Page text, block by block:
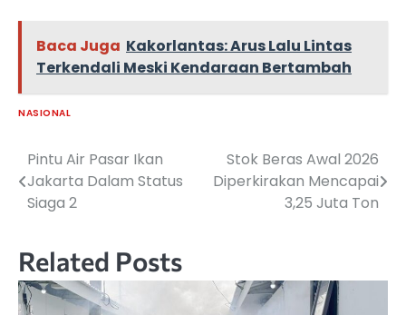
Baca Juga Kakorlantas: Arus Lalu Lintas
Terkendali Meski Kendaraan Bertambah
NASIONAL
Navigasi
pos
Pintu Air Pasar Ikan
Jakarta Dalam Status
Siaga 2
Stok Beras Awal 2026
Diperkirakan Mencapai
3,25 Juta Ton
Related Posts